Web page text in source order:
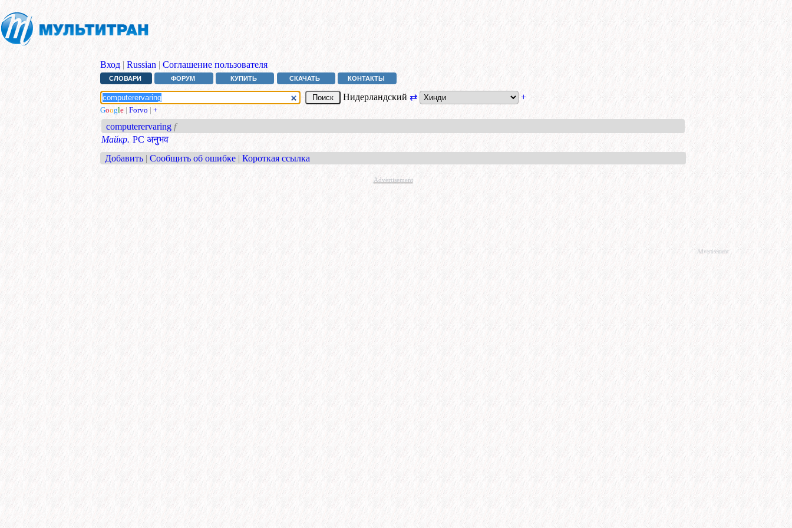
Вход | Russian | Соглашение пользователя
СЛОВАРИ ФОРУМ КУПИТЬ СКАЧАТЬ КОНТАКТЫ
Нидерландский ⇄ +
Google | Forvo | +
computerervaring f
Майкр. PC अनुभव
Добавить | Сообщить об ошибке | Короткая ссылка
Advertisement
Advertisement